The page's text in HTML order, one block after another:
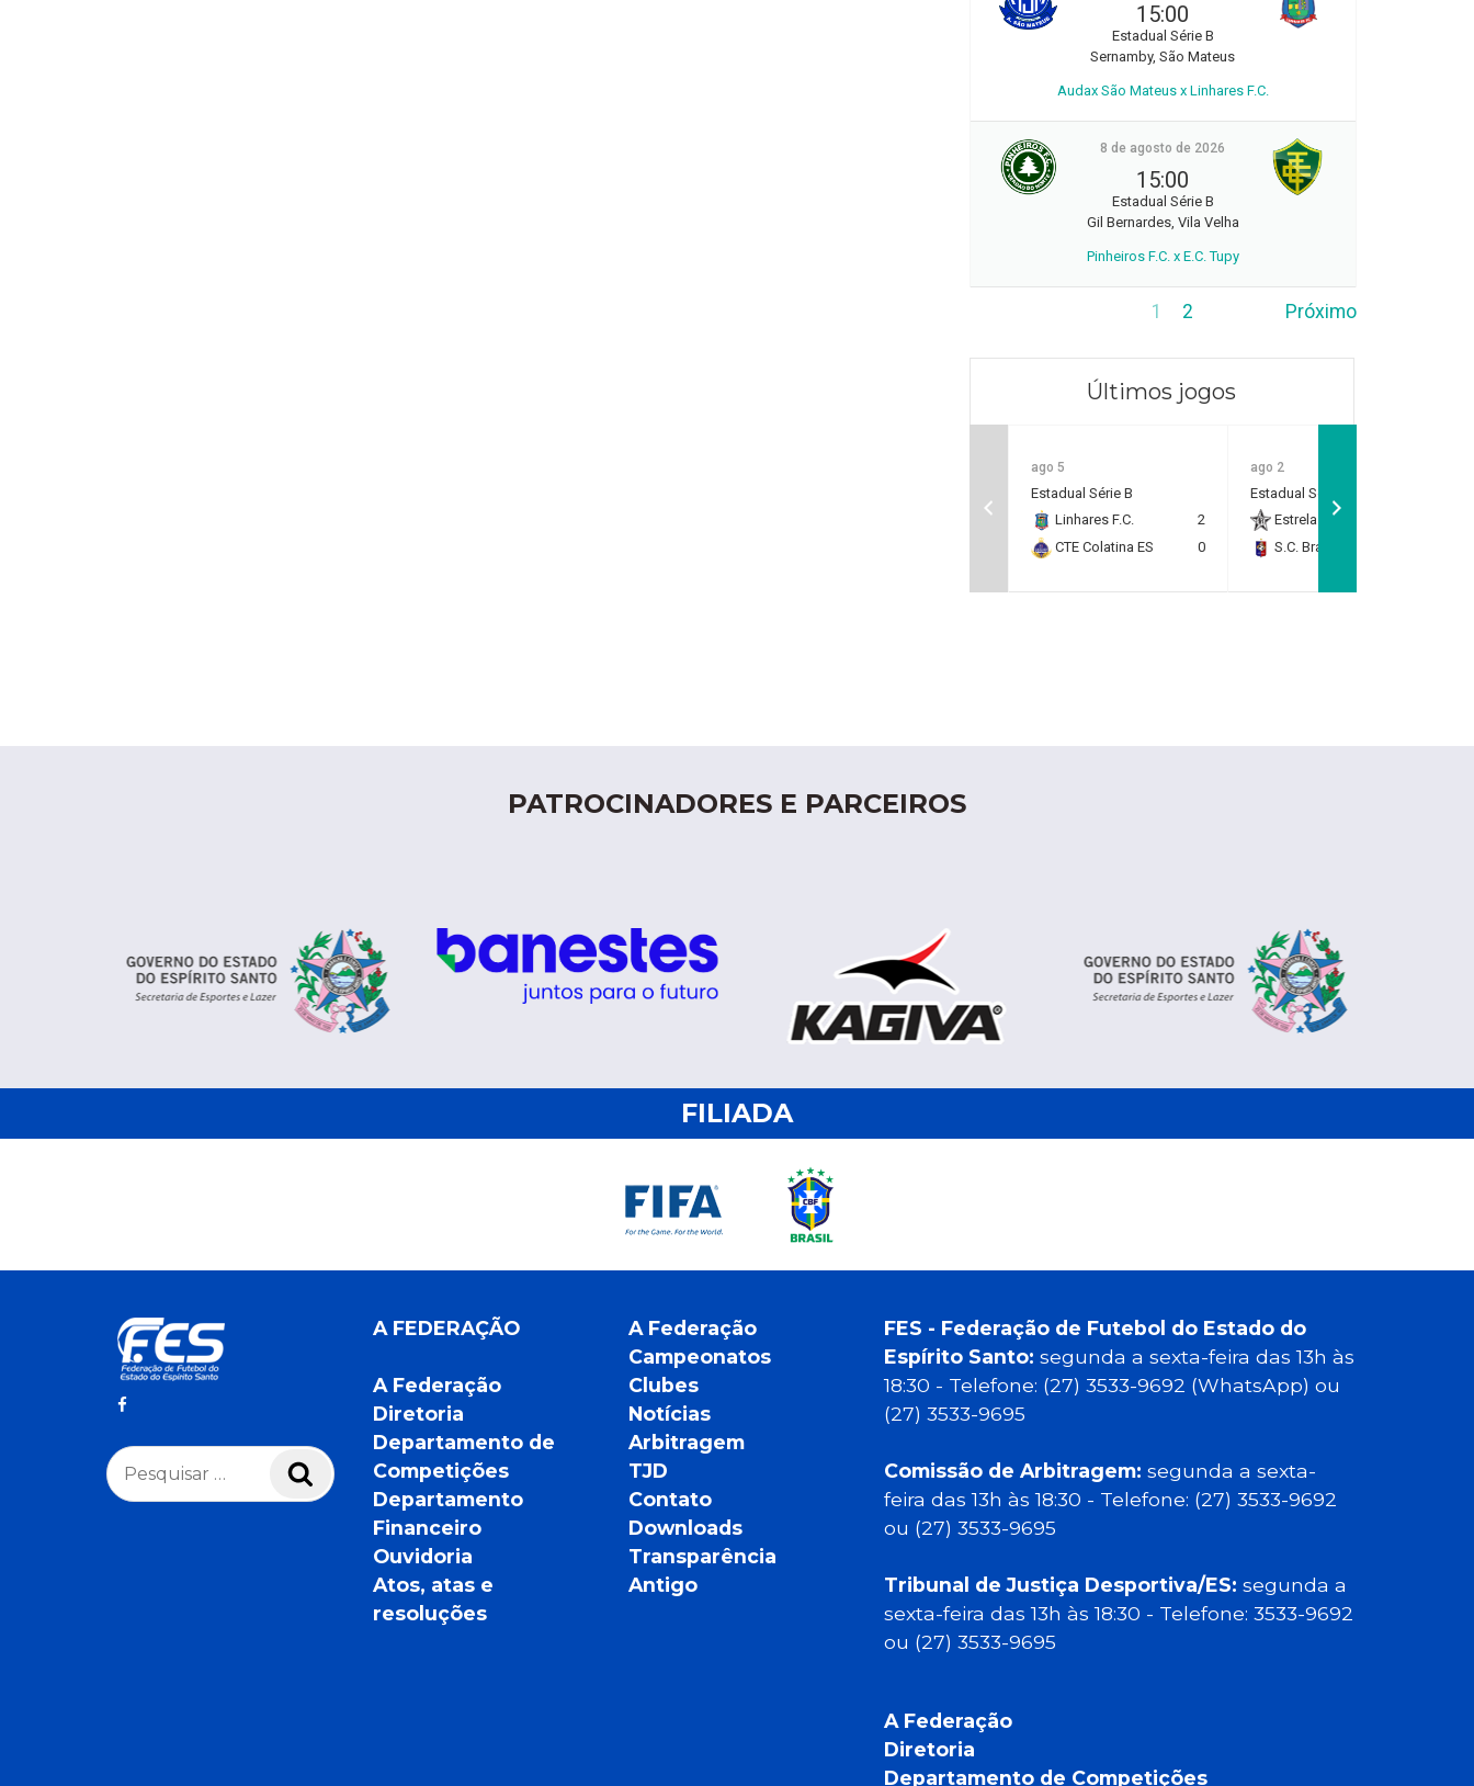
15:00
Estadual Série B
Sernamby, São Mateus
Audax São Mateus x Linhares F.C.
8 de agosto de 2026
15:00
Estadual Série B
Gil Bernardes, Vila Velha
Pinheiros F.C. x E.C. Tupy
1 2 Próximo
Últimos jogos
ago 5
Estadual Série B
Linhares F.C.
2
CTE Colatina ES
0
ago 2
Estadual Série B
Estrela do Norte F.C.
S.C. Brasil Capixaba
PATROCINADORES E PARCEIROS
FILIADA
Pesquisar
por:
Pesquisar
A FEDERAÇÃO
A Federação
Diretoria
Departamento de
Competições
Departamento
Financeiro
Ouvidoria
Atos, atas e
resoluções
A Federação
Campeonatos
Clubes
Notícias
Arbitragem
TJD
Contato
Downloads
Transparência
Antigo
FES - Federação de Futebol do Estado do
Espírito Santo: segunda a sexta-feira das 13h às
18:30 - Telefone: (27) 3533-9692 (WhatsApp) ou
(27) 3533-9695
Comissão de Arbitragem: segunda a sexta-
feira das 13h às 18:30 - Telefone: (27) 3533-9692
ou (27) 3533-9695
Tribunal de Justiça Desportiva/ES: segunda a
sexta-feira das 13h às 18:30 - Telefone: 3533-9692
ou (27) 3533-9695
A Federação
Diretoria
Departamento de Competições